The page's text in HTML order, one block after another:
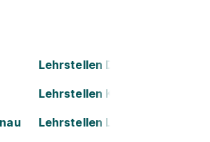
Lehrstellen Dornbirn
Lehrstellen Kapfenberg
Lehrstellen Leoben